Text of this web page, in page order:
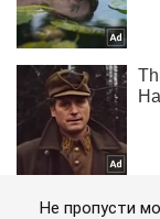
Не пропусти